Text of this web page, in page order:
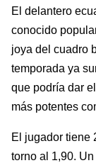
El delantero
conocido
joya del cuadro
temporada ya
que podría dar
más potentes
El jugador tiene
torno al 1,90.